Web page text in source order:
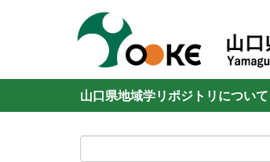
山口県地域学リポジトリについて